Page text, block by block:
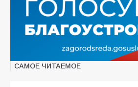
САМОЕ ЧИТАЕМОЕ